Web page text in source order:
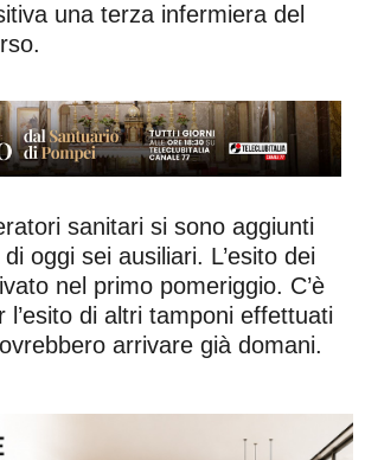
una terza infermiera del
sanitari si sono aggiunti
oggi sei ausiliari. L’esito dei
nel primo pomeriggio. C’è
l’esito di altri tamponi effettuati
arrivare già domani.